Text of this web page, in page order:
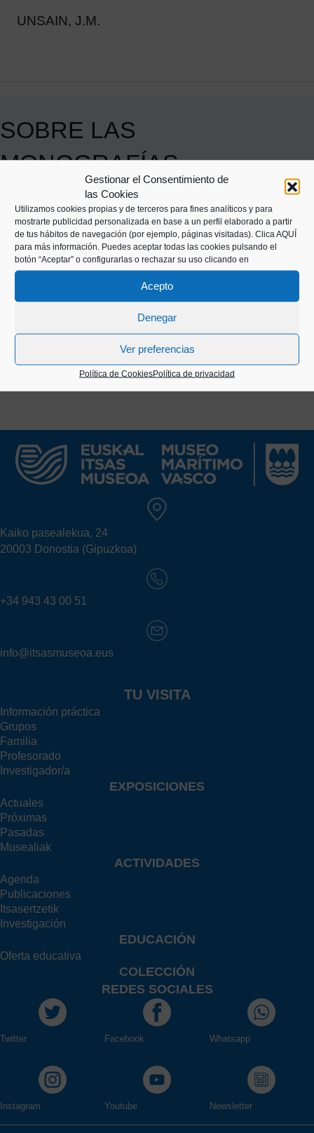
Gestionar el Consentimiento de
las Cookies
Utilizamos cookies propias y de terceros para fines analíticos y para
mostrarte publicidad personalizada en base a un perfil elaborado a partir
de tus hábitos de navegación (por ejemplo, páginas visitadas). Clica AQUÍ
para más información. Puedes aceptar todas las cookies pulsando el
botón “Aceptar” o configurarlas o rechazar su uso clicando en
Acepto
Denegar
Ver preferencias
Política de CookiesPolítica de privacidad
UNSAIN, J.M.
SOBRE LAS
MONOGRAFÍAS
El Untzi Museoa realiza una actividad editorial
(libros y folletos) principalmente ligada a las
exposiciones temporales que produce. El empeño
en mantener una producción editorial continuada y
de calidad es, sin duda, una de las marcas
distintivas de este Museo.
Kaiko pasealekua, 24
20003 Donostia (Gipuzkoa)
+34 943 43 00 51
info@itsasmuseoa.eus
TU VISITA
Información práctica
Grupos
Familia
Profesorado
Investigador/a
EXPOSICIONES
Actuales
Próximas
Pasadas
Musealiak
ACTIVIDADES
Agenda
Publicaciones
Itsasertzetik
Investigación
EDUCACIÓN
Oferta educativa
COLECCIÓN
REDES SOCIALES
Twitter Facebook Whatsapp
Instagram Youtube Newsletter